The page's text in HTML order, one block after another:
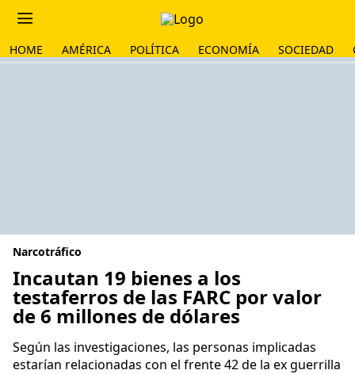
HOME AMÉRICA POLÍTICA ECONOMÍA SOCIEDAD
Narcotráfico
Incautan 19 bienes a los
testaferros de las FARC por valor
de 6 millones de dólares
Según las investigaciones, las personas implicadas
estarían relacionadas con el frente 42 de la ex guerrilla